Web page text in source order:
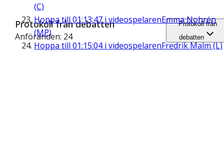
(C)
Hoppa till 01:13:47 i videospelarenEmma Nohrén
(MP)
Hoppa till 01:15:04i videospelarenFredrik Malm (L)
Protokoll från debatten
Anföranden: 24
Protokoll från
debatten